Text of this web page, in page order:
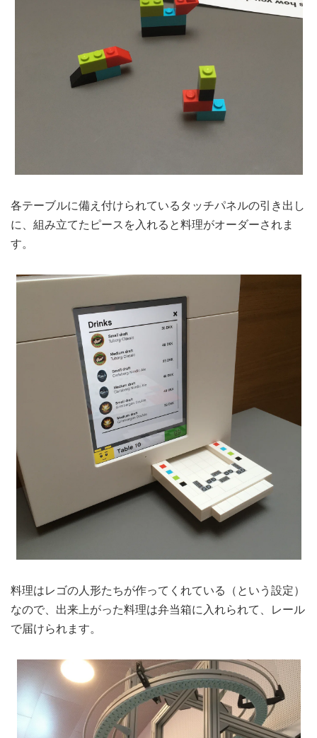
各テーブルに備え付けられているタッチパネルの引き出し
に、組み立てたピースを入れると料理がオーダーされま
す。
料理はレゴの人形たちが作ってくれている（という設定）
なので、出来上がった料理は弁当箱に入れられて、レール
で届けられます。